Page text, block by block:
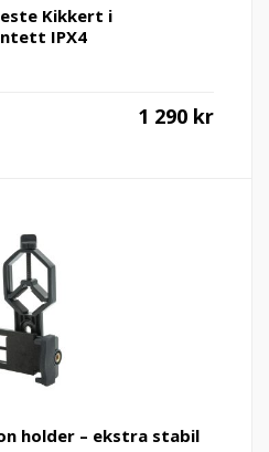
Kikkert i
IPX4
1 290 kr
holder – ekstra stabil